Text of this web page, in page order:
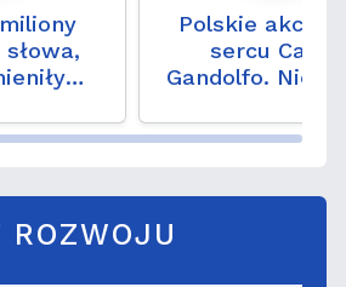
słowa,
'91
Polskie
sercu
Gandolfo.
odwiedzić
ROZWOJU